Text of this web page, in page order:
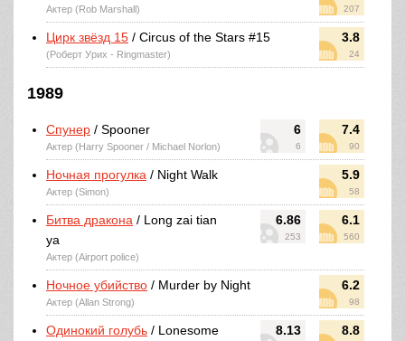
207
Актер (Rob Marshall)
3.8
24
Цирк звёзд 15 / Circus of the Stars #15
(Роберт Урих - Ringmaster)
1989
6
6
7.4
90
Спунер / Spooner
Актер (Harry Spooner / Michael Norlon)
5.9
58
Ночная прогулка / Night Walk
Актер (Simon)
6.86
253
6.1
560
Битва дракона / Long zai tian
ya
Актер (Airport police)
6.2
98
Ночное убийство / Murder by Night
Актер (Allan Strong)
8.13 8.8
Одинокий голубь / Lonesome